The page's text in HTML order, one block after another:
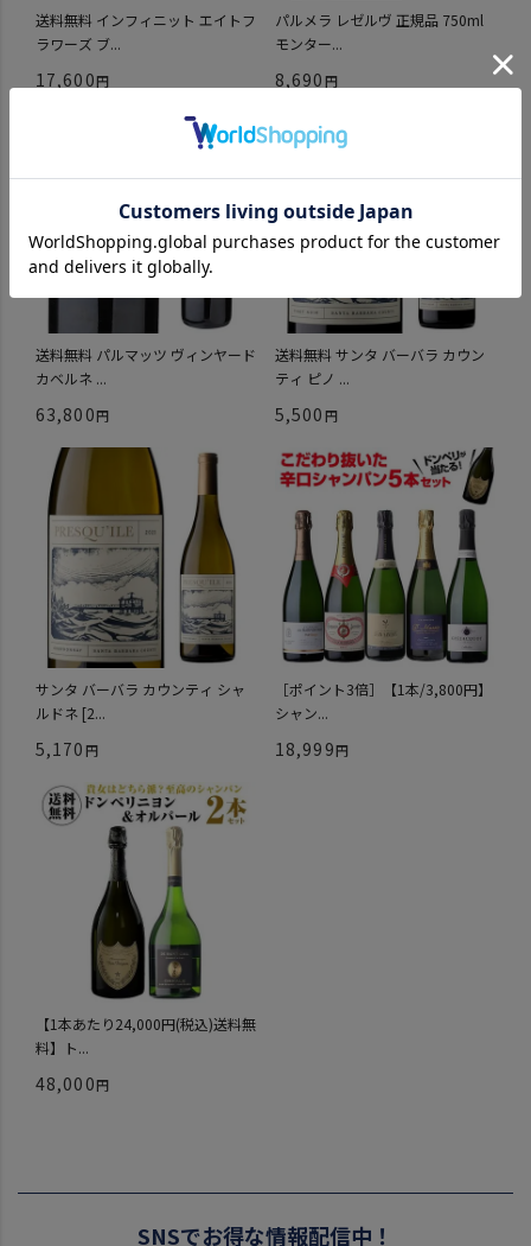
送料無料 インフィニット エイトフ
ラワーズ ブ...
17,600
パルメラ レゼルヴ 正規品 750ml
モンター...
8,690
送料無料 パルマッツ ヴィンヤード
カベルネ ...
63,800
送料無料 サンタ バーバラ カウン
ティ ピノ ...
5,500
サンタ バーバラ カウンティ シャ
ルドネ [2...
5,170
［ポイント3倍］【1本/3,800円】
シャン...
18,999
【1本あたり24,000円(税込)送料無
料】ト...
48,000
SNSでお得な情報配信中！